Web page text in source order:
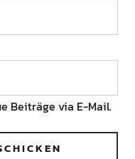
Beiträge via E-Mail.